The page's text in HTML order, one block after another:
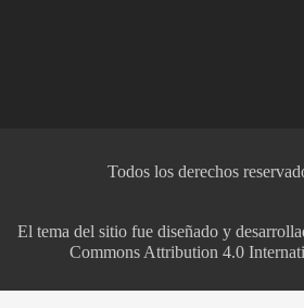
Todos los derechos
El tema del sitio fue diseñado y
Commons Attribution 4.0